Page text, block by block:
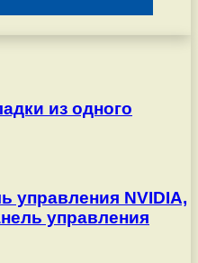
из одного
управления NVIDIA,
управления